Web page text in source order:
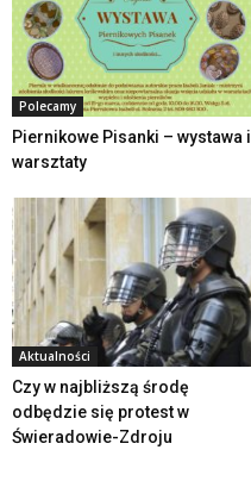
Polecamy
Piernikowe Pisanki – wystawa i
warsztaty
Aktualności
Czy w najbliższą środę
odbędzie się protest w
Świeradowie-Zdroju